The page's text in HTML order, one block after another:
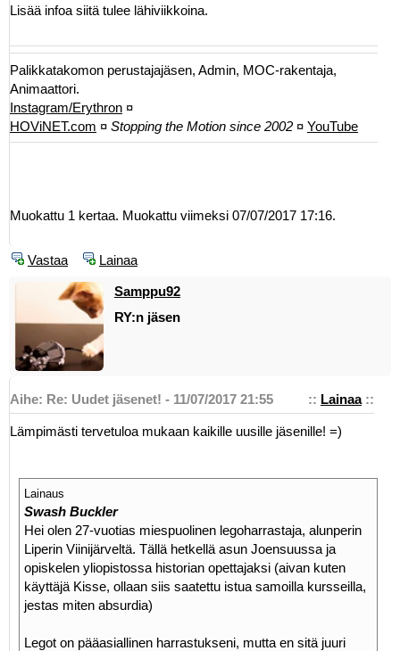
Lisää infoa siitä tulee lähiviikkoina.
Palikkatakomon perustajajäsen, Admin, MOC-rakentaja,
Animaattori.
Instagram/Erythron ¤
HOViNET.com ¤ Stopping the Motion since 2002 ¤ YouTube
Muokattu 1 kertaa. Muokattu viimeksi 07/07/2017 17:16.
Vastaa Lainaa
Samppu92
RY:n jäsen
:: Lainaa::
Aihe: Re: Uudet jäsenet! - 11/07/2017 21:55
Lämpimästi tervetuloa mukaan kaikille uusille jäsenille! =)
Lainaus
Swash Buckler
Hei olen 27-vuotias miespuolinen legoharrastaja, alunperin
Liperin Viinijärveltä. Tällä hetkellä asun Joensuussa ja
opiskelen yliopistossa historian opettajaksi (aivan kuten
käyttäjä Kisse, ollaan siis saatettu istua samoilla kursseilla,
jestas miten absurdia)
Legot on pääasiallinen harrastukseni, mutta en sitä juuri